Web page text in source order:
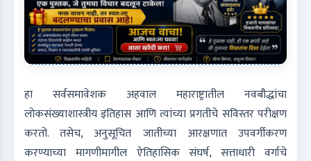
हा सर्वसमावेशक अहवाल महाराष्ट्रातील नवबौद्धांचा
लोकसंख्याशास्त्रीय इतिहास आणि त्यांच्या प्रगतीचे सविस्तर परीक्षण
करतो. तसेच, अनुसूचित जातीच्या आरक्षणात उपवर्गीकरण
करण्याच्या मागणीमागील ऐतिहासिक संघर्ष, सत्ताधारी वर्गाचे